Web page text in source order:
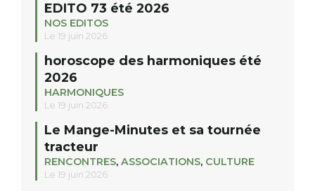
EDITO 73 été 2026
NOS EDITOS
Le 19 juin 2026
horoscope des harmoniques été
2026
HARMONIQUES
Le 19 juin 2026
Le Mange-Minutes et sa tournée
tracteur
RENCONTRES, ASSOCIATIONS, CULTURE
Le 19 juin 2026